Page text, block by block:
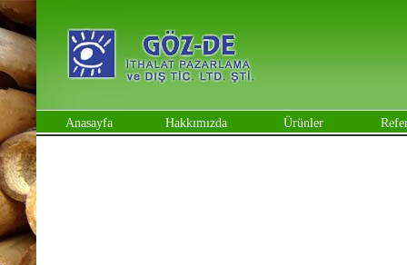
Anasayfa Hakkımızda Ürünler